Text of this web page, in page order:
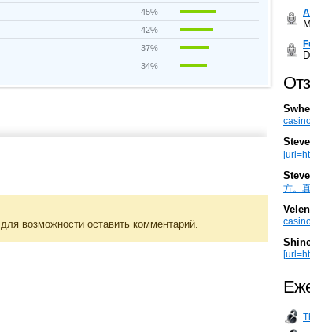
45%
42%
37%
34%
для возможности оставить комментарий.
方。